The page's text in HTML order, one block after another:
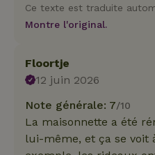
Ce texte est traduite
Montre l'original.
Floortje
12 juin 2026
Note générale: 7/10
La maisonnette a été
lui-même, et ça se voit